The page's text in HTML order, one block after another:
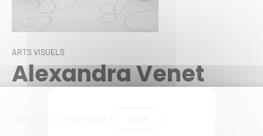
ARTS VISUELS
Alexandra Venet